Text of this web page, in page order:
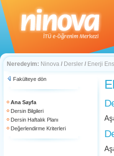
Neredeyim: Ninova / Dersler / Enerji
Fakülteye dön
Ana Sayfa
Dersin Bilgileri
Dersin Haftalık Planı
Değerlendirme Kriterleri